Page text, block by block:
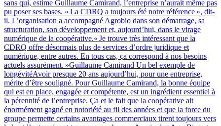
sans qui, estime Guillaume Camirand, l’entreprise n’aurait même pas
pu poser ses bases. « La CDRQ a toujours été notre référence », dit-
il. L’organisation a accompagné Agrobio dans son démarrage, sa
structuration, son développement et, aujourd’hui, dans le virage
numérique de la coopérative.« Je trouve très intéressant que la
CDRQ offre désormais plus de services d’ordre juridique et
numérique, entre autres. En tous cas, ça correspond à nos besoins
actuels assurément. »Guillaume Camirand Un bel exemple de
longévitéAvoir presque 20 ans aujourd’hui, pour une entreprise,
mérite d’être souligné. Pour Guillaume Camirand, la bonne équipe
qui est en place, engagée et compétente, est un ingrédient essentiel à
la pérennité de l’entreprise. Ça et le fait que la coopérative ait
énormément gagné en notoriété au fil des années et que la force du
groupe permette certains avantages commerciaux tirent toujours vers